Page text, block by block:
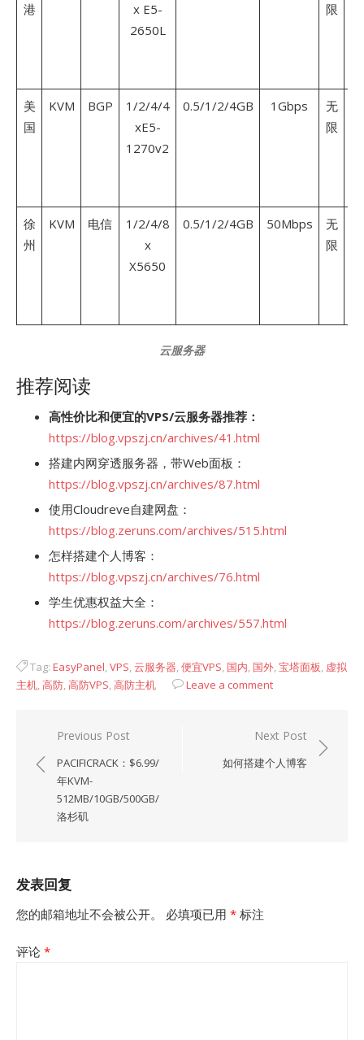
港
x E5-
2650L
限
美
国
KVM BGP
1/2/4/4
xE5-
1270v2
0.5/1/2/4GB 1Gbps
无
限
徐
州
KVM 电信
1/2/4/8
x
X5650
0.5/1/2/4GB 50Mbps
无
限
云服务器
推荐阅读
高性价比和便宜的VPS/云服务器推荐：
https://blog.vpszj.cn/archives/41.html
搭建内网穿透服务器，带Web面板：
https://blog.vpszj.cn/archives/87.html
使用Cloudreve自建网盘：
https://blog.zeruns.com/archives/515.html
怎样搭建个人博客：
https://blog.vpszj.cn/archives/76.html
学生优惠权益大全：
https://blog.zeruns.com/archives/557.html
Tag: EasyPanel,VPS,云服务器,便宜VPS, 国内, 国外,宝塔面板, 虚拟
主机,高防,高防VPS,高防主机 Leave a comment
章
Previous Post
PACIFICRACK：$6.99/
年KVM-
512MB/10GB/500GB/
洛杉矶
Next Post
如何搭建个人博客
发表回复
您的邮箱地址不会被公开。
必填项已用 * 标注
评论 *